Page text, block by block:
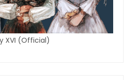
XVI (Official)